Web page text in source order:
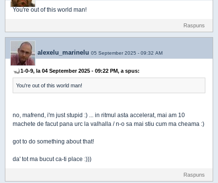
You're out of this world man!
Raspuns
alexelu_marinelu 05 September 2025 - 09:32 AM
1-0-9, la 04 September 2025 - 09:22 PM, a spus:
You're out of this world man!
no, mafrend, i'm just stupid :) ... in ritmul asta accelerat, mai am 10
machete de facut pana urc la valhalla / n-o sa mai stiu cum ma cheama :)
got to do something about that!
da' tot ma bucut ca-ti place :)))
Raspuns